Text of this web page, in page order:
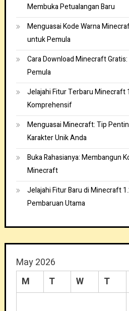
Membuka Petualangan Baru
Menguasai Kode Warna
untuk Pemula
Cara Download Minecraft
Pemula
Jelajahi Fitur Terbaru Minecraft
Komprehensif
Menguasai Minecraft: Tip
Karakter Unik Anda
Buka Rahasianya: Membangun
Minecraft
Jelajahi Fitur Baru di Minecraft
Pembaruan Utama
May 2026
M
T W T